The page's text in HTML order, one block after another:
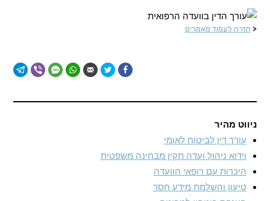
< חזרה לעמוד מאמרים
ניווט מהיר
עורך דין לביטוח לאומי
וידוא ניהול ועדה תקין מבחינה משפטית
היכרות עם רופאי הוועדה
טיעון והשלמת מידע חסר